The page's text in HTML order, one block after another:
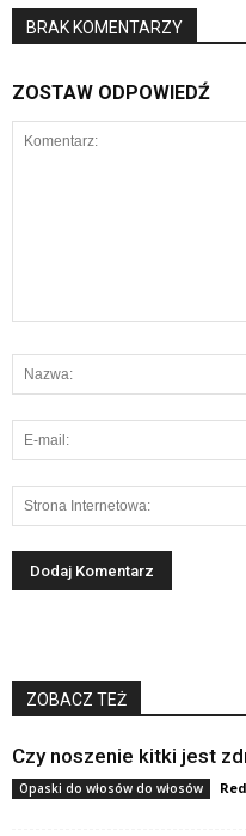
BRAK KOMENTARZY
ZOSTAW ODPOWIEDŹ
ZOBACZ TEŻ
Czy noszenie kitki jest
Opaski do włosów do włosów